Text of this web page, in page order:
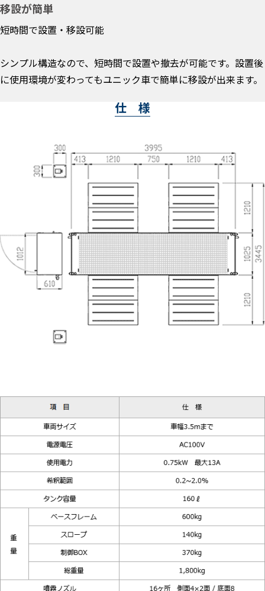
移設が簡単
短時間で設置・移設可能
シンプル構造なので、短時間で設置や撤去が可能です。設置後
に使用環境が変わってもユニック車で簡単に移設が出来ます。
仕 様